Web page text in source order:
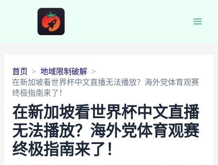
首页
地域限制破解
在新加坡看世界杯中文直播无法播放？海外党体育观赛
终极指南来了！
在新加坡看世界杯中文直播
无法播放？海外党体育观赛
终极指南来了！